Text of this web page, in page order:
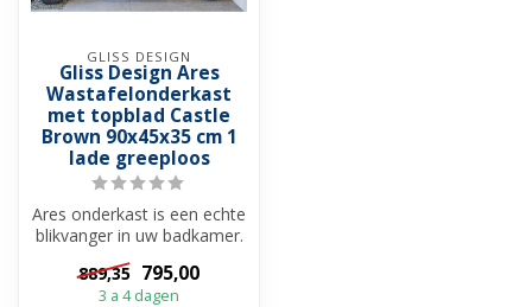
GLISS DESIGN
Gliss Design Ares
Wastafelonderkast
met topblad Castle
Brown 90x45x35 cm 1
lade greeploos
Ares onderkast is een echte
blikvanger in uw badkamer.
Het meubel is gemaakt va...
889,35 795,00
3 a 4 dagen